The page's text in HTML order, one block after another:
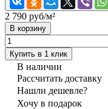
2 790 руб/м²
В корзину
Купить в 1 клик
В наличии
Рассчитать доставку
Нашли дешевле?
Хочу в подарок